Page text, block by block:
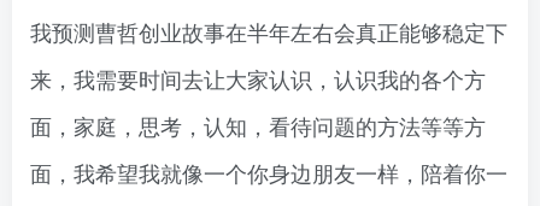
我预测曹哲创业故事在半年左右会真正能够稳定下
来，我需要时间去让大家认识，认识我的各个方
面，家庭，思考，认知，看待问题的方法等等方
面，我希望我就像一个你身边朋友一样，陪着你一